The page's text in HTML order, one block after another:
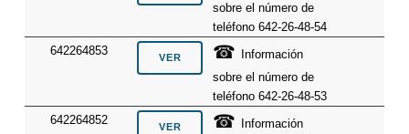
sobre el número de
teléfono 642-26-48-54
642264853
☎
Información
sobre el número de
teléfono 642-26-48-53
642264852
☎
Información